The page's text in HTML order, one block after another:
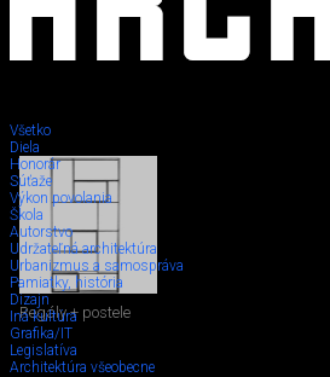
Všetko
Diela
Honorár
Súťaže
Výkon povolania
Škola
Autorstvo
Udržateľná architektúra
Urbanizmus a samospráva
Pamiatky, história
Dizajn
Iná kultúra
Grafika/IT
Legislatíva
Architektúra všeobecne
Regály + postele